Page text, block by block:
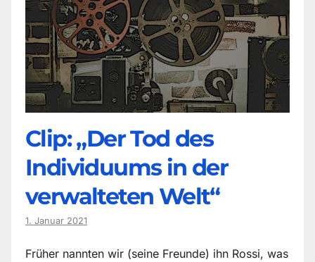
Clip: „Der Tod des
Individuums in der
verwalteten Welt“
1. Januar 2021
Früher nannten wir (seine Freunde) ihn Rossi, was